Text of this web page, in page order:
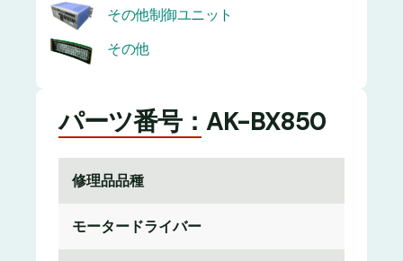
その他制御ユニット
その他
パーツ番号：AK-BX850
修理品品種
モータードライバー